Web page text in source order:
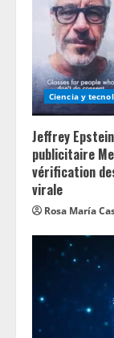
i
n
g
Ciencia y
Jeffrey
publicitaire
vérification
virale
Rosa María